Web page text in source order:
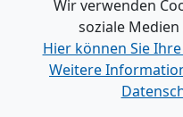
Wir verwenden
soziale
Hier können Sie
Weitere